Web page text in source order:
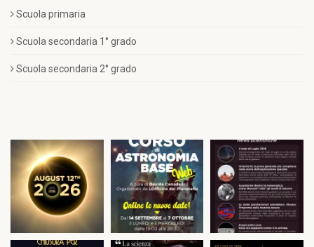
Scuola primaria
Scuola secondaria 1° grado
Scuola secondaria 2° grado